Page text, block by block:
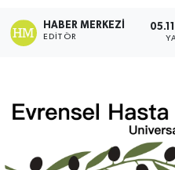
HABER MERKEZI
EDITÖR
ENGLISH